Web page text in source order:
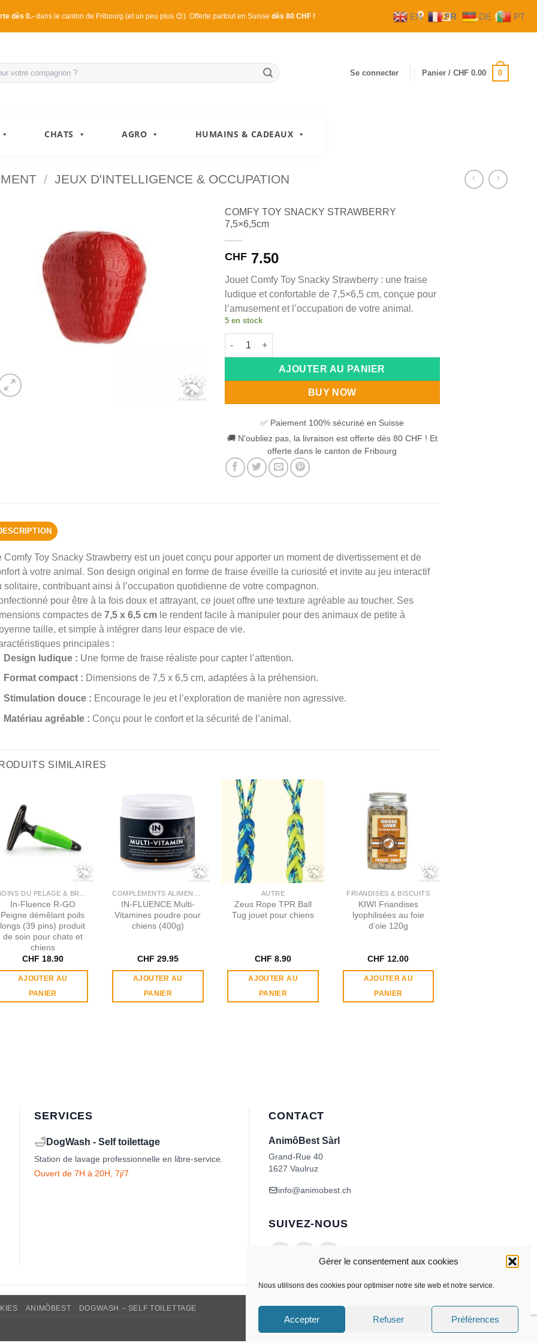
Gérer le consentement aux cookies
Nous utilisons des cookies pour optimiser notre site web et notre service.
Accepter Refuser Préférences
dès 0.- dans le canton de Fribourg (et un peu plus 😊). Offerte partout en Suisse dès 80 CHF !
Se connecter Panier / CHF0.00 0
CHATS AGRO HUMAINS & CADEAUX
/ JEUX D'INTELLIGENCE & OCCUPATION
COMFY TOY SNACKY STRAWBERRY
7,5×6,5cm
CHF7.50
Jouet Comfy Toy Snacky Strawberry : une fraise
ludique et confortable de 7,5×6,5 cm, conçue pour
l’amusement et l’occupation de votre animal.
5 en stock
AJOUTER AU PANIER
BUY NOW
Alternative:
✅ Paiement 100% sécurisé en Suisse
🚚 N'oubliez pas, la livraison est offerte dès 80 CHF ! Et
offerte dans le canton de Fribourg
Comfy Toy Snacky Strawberry est un jouet conçu pour apporter un moment de divertissement et de
à votre animal. Son design original en forme de fraise éveille la curiosité et invite au jeu interactif
solitaire, contribuant ainsi à l’occupation quotidienne de votre compagnon.
pour être à la fois doux et attrayant, ce jouet offre une texture agréable au toucher. Ses
compactes de 7,5 x 6,5 cm le rendent facile à manipuler pour des animaux de petite à
taille, et simple à intégrer dans leur espace de vie.
principales :
Design ludique : Une forme de fraise réaliste pour capter l’attention.
Format compact : Dimensions de 7,5 x 6,5 cm, adaptées à la préhension.
Stimulation douce : Encourage le jeu et l’exploration de manière non agressive.
Matériau agréable : Conçu pour le confort et la sécurité de l’animal.
SIMILAIRES
In​-​Fluence R​-​GO
Peigne démêlant poils
longs (39 pins) produit
de soin pour chats et
chiens
CHF 18.90
AJOUTER AU
PANIER
IN​-​FLUENCE Multi​-​
Vitamines poudre pour
chiens (400g)
CHF 29.95
AJOUTER AU
PANIER
AUTRE
Zeus Rope TPR Ball
Tug jouet pour chiens
CHF 8.90
AJOUTER AU
PANIER
FRIANDISES & BISCUITS
KIWI Friandises
lyophilisées au foie
d’oie 120g
CHF 12.00
AJOUTER AU
PANIER
SERVICES
🛁 DogWash - Self toilettage
Station de lavage professionnelle en libre-service.
Ouvert de 7H à 20H, 7j/7
CONTACT
AnimôBest Sàrl
Grand-Rue 40
1627 Vaulruz
info@animobest.ch
SUIVEZ-NOUS
ANIMÔBEST DOGWASH – SELF TOILETTAGE
EN FR DE PT